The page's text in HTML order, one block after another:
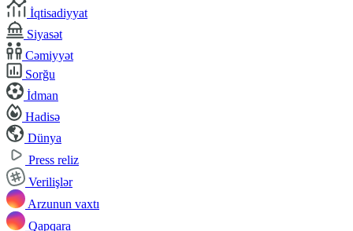
İqtisadiyyat
Siyasət
Cəmiyyət
Sorğu
İdman
Hadisə
Dünya
Press reliz
Verilişlər
Arzunun vaxtı
Qapqara